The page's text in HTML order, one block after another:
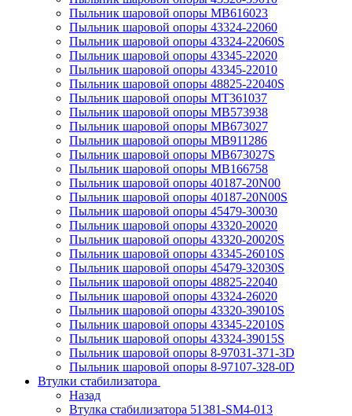
Пыльник шаровой опоры MB616023
Пыльник шаровой опоры 43324-22060
Пыльник шаровой опоры 43324-22060S
Пыльник шаровой опоры 43345-22020
Пыльник шаровой опоры 43345-22010
Пыльник шаровой опоры 48825-22040S
Пыльник шаровой опоры MT361037
Пыльник шаровой опоры MB573938
Пыльник шаровой опоры MB673027
Пыльник шаровой опоры MB911286
Пыльник шаровой опоры MB673027S
Пыльник шаровой опоры MB166758
Пыльник шаровой опоры 40187-20N00
Пыльник шаровой опоры 40187-20N00S
Пыльник шаровой опоры 45479-30030
Пыльник шаровой опоры 43320-20020
Пыльник шаровой опоры 43320-20020S
Пыльник шаровой опоры 43345-26010S
Пыльник шаровой опоры 45479-32030S
Пыльник шаровой опоры 48825-22040
Пыльник шаровой опоры 43324-26020
Пыльник шаровой опоры 43320-39010S
Пыльник шаровой опоры 43345-22010S
Пыльник шаровой опоры 43324-39015S
Пыльник шаровой опоры 8-97031-371-3D
Пыльник шаровой опоры 8-97107-328-0D
Втулки стабилизатора
Назад
Втулка стабилизатора 51381-SM4-013